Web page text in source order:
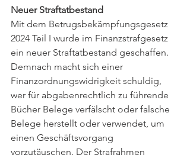
Neuer Straftatbestand
Mit dem Betrugsbekämpfungsgesetz
2024 Teil I wurde im Finanzstrafgesetz
ein neuer Straftatbestand geschaffen.
Demnach macht sich einer
Finanzordnungswidrigkeit schuldig,
wer für abgabenrechtlich zu führende
Bücher Belege verfälscht oder falsche
Belege herstellt oder verwendet, um
einen Geschäftsvorgang
vorzutäuschen. Der Strafrahmen